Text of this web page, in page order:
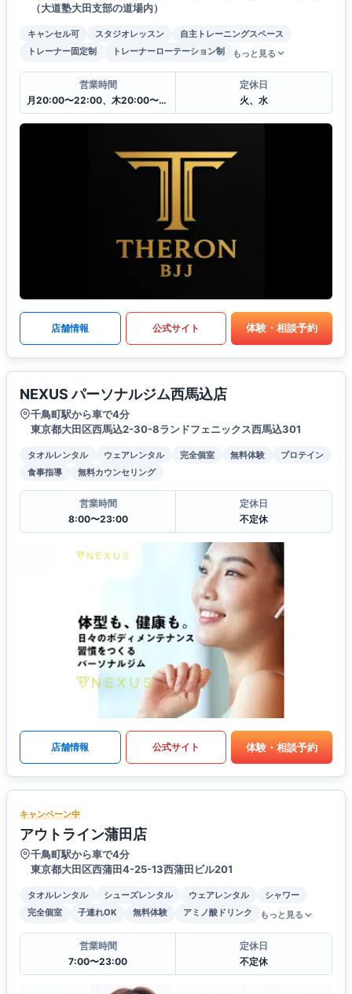
（大道塾大田支部の道場内）
キャンセル可 スタジオレッスン
自主トレーニングスペース
トレーナー固定制
トレーナーローテーション制 もっと見る
営業時間
月20:00〜22:00、木20:00〜22:00、土8:45〜10:15 金・日は出稽古
定休日
火、水
店舗情報 公式サイト 体験・相談予約
NEXUS パーソナルジム西馬込店
千鳥町駅から車で4分
東京都大田区西馬込2-30-8ランドフェニックス西馬込301
タオルレンタル ウェアレンタル 完全個室 無料体験
プロテイン
食事指導
無料カウンセリング
営業時間
8:00〜23:00
定休日
不定休
店舗情報 公式サイト 体験・相談予約
キャンペーン中
アウトライン蒲田店
千鳥町駅から車で4分
東京都大田区西蒲田4-25-13西蒲田ビル201
タオルレンタル シューズレンタル ウェアレンタル
シャワー
完全個室
子連れOK 無料体験 アミノ酸ドリンク もっと見る
営業時間
7:00〜23:00
定休日
不定休